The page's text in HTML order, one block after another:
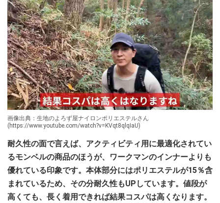
画像出典：生地のよろず屋ナイロンポリエステルさん
(https://www.youtube.com/watch?v=KVqt8qlqIaU)
耐久性の面で言えば、アクティビティ用に最適化されてい
るモンベルの商品のほうが、ワークマンのインナーよりも
優れている印象です。本体部分にはポリエステルが15％含
まれているため、その分耐久性もUPしています。 値段が
高くても、長く着用できれば結果コスパは高くなります。